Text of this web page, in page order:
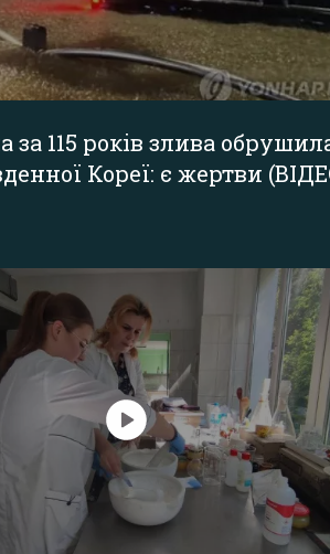
за 115 років злива
Кореї: є жертви